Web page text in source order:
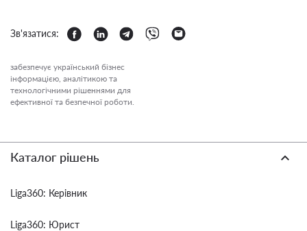
Зв'язатися:
забезпечує український бізнес
інформацією, аналітикою та
технологічними рішеннями для
ефективної та безпечної роботи.
Каталог рішень
Liga360: Керівник
Liga360: Юрист